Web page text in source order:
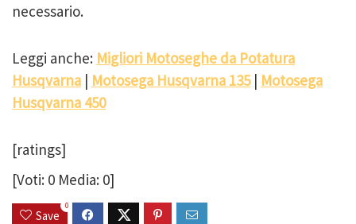
necessario.
Leggi anche: Migliori Motoseghe da Potatura
Husqvarna | Motosega Husqvarna 135 | Motosega
Husqvarna 450
[ratings]
[Voti: 0 Media: 0]
Save
0